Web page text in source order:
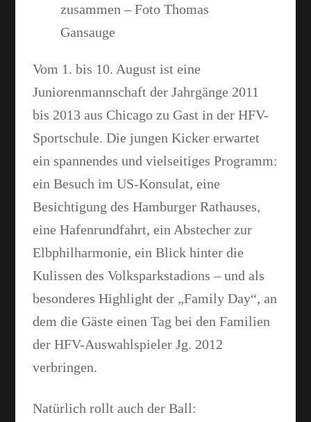
zusammen – Foto Thomas
Gansauge
Vom 1. bis 10. August ist eine
Juniorenmannschaft der Jahrgänge 2011
bis 2013 aus Chicago zu Gast in der HFV-
Sportschule. Die jungen Kicker erwartet
ein spannendes und vielseitiges Programm:
ein Besuch im US-Konsulat, eine
Besichtigung des Hamburger Rathauses,
eine Hafenrundfahrt, ein Abstecher zur
Elbphilharmonie, ein Blick hinter die
Kulissen des Volksparkstadions – und als
besonderes Highlight der „Family Day“, an
dem die Gäste einen Tag bei den Familien
der HFV-Auswahlspieler Jg. 2012
verbringen.
Natürlich rollt auch der Ball: